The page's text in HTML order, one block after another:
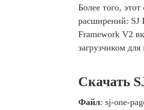
Более того,
расширений: SJ
Framework V2
загрузчиком
Скачать
Файл: sj-one-